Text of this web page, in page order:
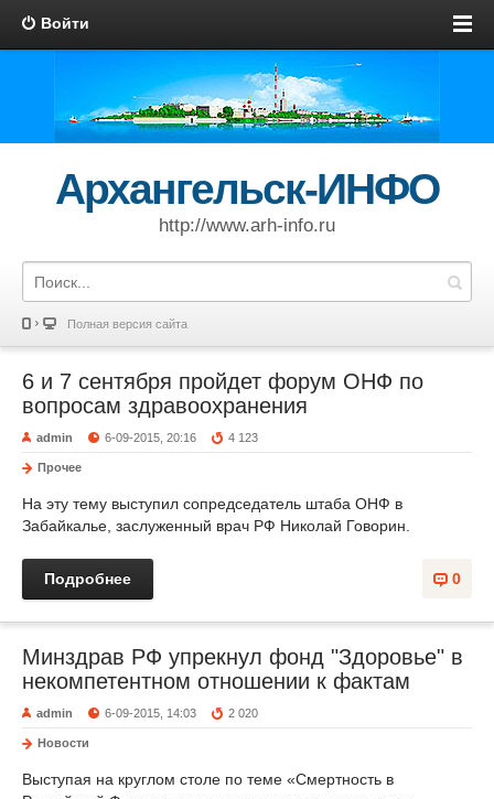
Войти
Архангельск-ИНФО
http://www.arh-info.ru
Полная версия сайта
6 и 7 сентября пройдет форум ОНФ по
вопросам здравоохранения
admin 6-09-2015, 20:16 4 123
Прочее
На эту тему выступил сопредседатель штаба ОНФ в
Забайкалье, заслуженный врач РФ Николай Говорин.
0
Подробнее
Минздрав РФ упрекнул фонд "Здоровье" в
некомпетентном отношении к фактам
admin 6-09-2015, 14:03 2 020
Новости
Выступая на круглом столе по теме «Смертность в